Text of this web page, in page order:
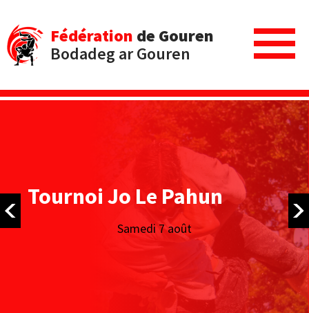
Fédération de Gouren
Bodadeg ar Gouren
Tournoi Jo Le Pahun
Samedi 7 août